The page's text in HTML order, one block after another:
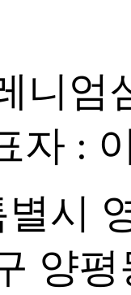
니엄
자 :
시
양